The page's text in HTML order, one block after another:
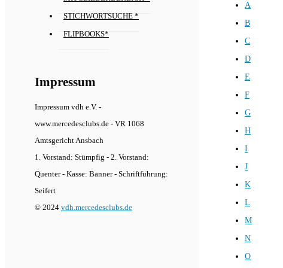
STICHWORTSUCHE *
FLIPBOOKS*
Impressum
Impressum vdh e.V. -
www.mercedesclubs.de - VR 1068
Amtsgericht Ansbach
1. Vorstand: Stümpfig - 2. Vorstand:
Quenter - Kasse: Banner - Schriftführung:
Seifert
© 2024 vdh.mercedesclubs.de
A
B
C
D
E
F
G
H
I
J
K
L
M
N
O